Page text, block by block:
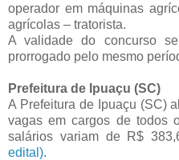
operador em máquinas
agrícolas – tratorista.
A validade do concurso
prorrogado pelo mesmo
Prefeitura de Ipuaçu (SC)
A Prefeitura de Ipuaçu (SC)
vagas em cargos de todos
salários variam de R$
edital).